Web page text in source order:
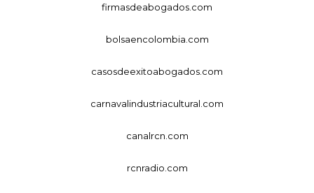
firmasdeabogados.com
bolsaencolombia.com
casosdeexitoabogados.com
carnavalindustriacultural.com
canalrcn.com
rcnradio.com